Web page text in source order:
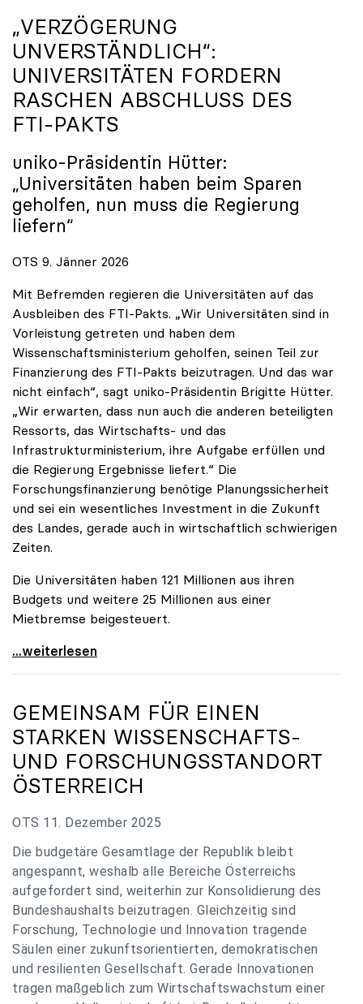
„VERZÖGERUNG
UNVERSTÄNDLICH“:
UNIVERSITÄTEN FORDERN
RASCHEN ABSCHLUSS DES
FTI-PAKTS
uniko-Präsidentin Hütter:
„Universitäten haben beim Sparen
geholfen, nun muss die Regierung
liefern“
OTS 9. Jänner 2026
Mit Befremden regieren die Universitäten auf das
Ausbleiben des FTI-Pakts. „Wir Universitäten sind in
Vorleistung getreten und haben dem
Wissenschaftsministerium geholfen, seinen Teil zur
Finanzierung des FTI-Pakts beizutragen. Und das war
nicht einfach“, sagt uniko-Präsidentin Brigitte Hütter.
„Wir erwarten, dass nun auch die anderen beteiligten
Ressorts, das Wirtschafts- und das
Infrastrukturministerium, ihre Aufgabe erfüllen und
die Regierung Ergebnisse liefert.“ Die
Forschungsfinanzierung benötige Planungssicherheit
und sei ein wesentliches Investment in die Zukunft
des Landes, gerade auch in wirtschaftlich schwierigen
Zeiten.
Die Universitäten haben 121 Millionen aus ihren
Budgets und weitere 25 Millionen aus einer
Mietbremse beigesteuert.
„Verzögerung unverständlich“: Universitäten
...weiterlesen
GEMEINSAM FÜR EINEN
STARKEN WISSENSCHAFTS-
UND FORSCHUNGSSTANDORT
ÖSTERREICH
OTS 11. Dezember 2025
Die budgetäre Gesamtlage der Republik bleibt
angespannt, weshalb alle Bereiche Österreichs
aufgefordert sind, weiterhin zur Konsolidierung des
Bundeshaushalts beizutragen. Gleichzeitig sind
Forschung, Technologie und Innovation tragende
Säulen einer zukunftsorientierten, demokratischen
und resilienten Gesellschaft. Gerade Innovationen
tragen maßgeblich zum Wirtschaftswachstum einer